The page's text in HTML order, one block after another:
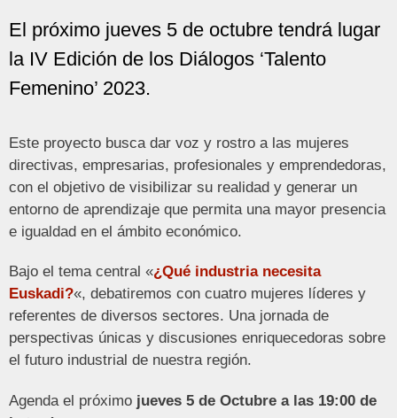
El próximo jueves 5 de octubre tendrá lugar
la IV Edición de los Diálogos ‘Talento
Femenino’ 2023.
Este proyecto busca dar voz y rostro a las mujeres
directivas, empresarias, profesionales y emprendedoras,
con el objetivo de visibilizar su realidad y generar un
entorno de aprendizaje que permita una mayor presencia
e igualdad en el ámbito económico.
Bajo el tema central «¿Qué industria necesita
Euskadi?«, debatiremos con cuatro mujeres líderes y
referentes de diversos sectores. Una jornada de
perspectivas únicas y discusiones enriquecedoras sobre
el futuro industrial de nuestra región.
Agenda el próximo jueves 5 de Octubre a las 19:00 de